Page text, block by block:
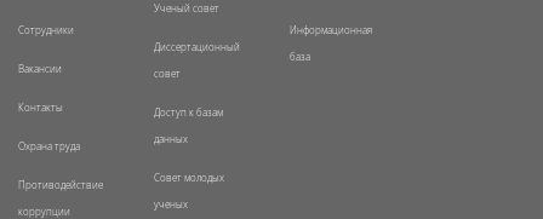
Сотрудники
Вакансии
Контакты
Охрана труда
Противодействие
коррупции
Ученый совет
Диссертационный
совет
Доступ к базам
данных
Совет молодых
ученых
Информационная
база